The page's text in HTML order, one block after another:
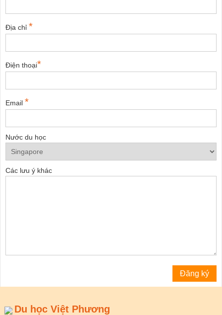
Địa chỉ *
Điện thoại*
Email *
Nước du học
Các lưu ý khác
Du học Việt Phương